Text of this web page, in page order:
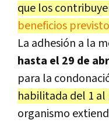
que los
beneficios
La adhesión a la
hasta el 29 de
para la
habilitada del 1 al
organismo